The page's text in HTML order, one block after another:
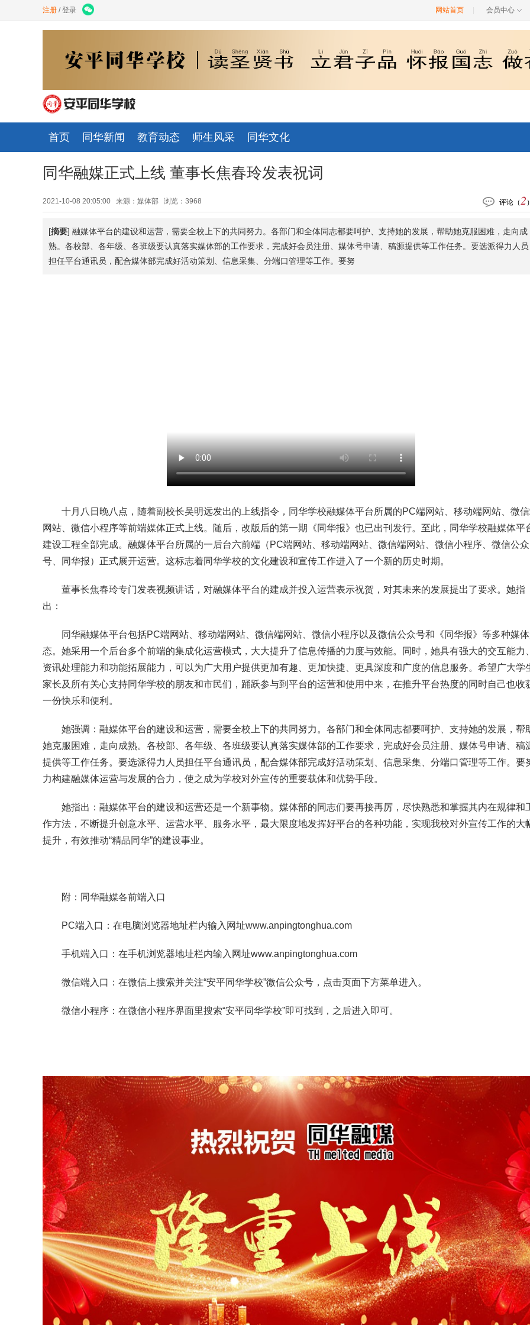
注册 /登录 网站首页 会员中心
首页 同华新闻 教育动态 师生风采 同华文化
同华融媒正式上线 董事长焦春玲发表祝词
2021-10-08 20:05:00 来源：媒体部 浏览：3968 评论（ 2
[摘要] 融媒体平台的建设和运营，需要全校上下的共同努力。各部门和全体同志都要呵护、支持她的发展，帮助她克服困难，走向成
熟。各校部、各年级、各班级要认真落实媒体部的工作要求，完成好会员注册、媒体号申请、稿源提供等工作任务。要选派得力人员
担任平台通讯员，配合媒体部完成好活动策划、信息采集、分端口管理等工作。要努
十月八日晚八点，随着副校长吴明远发出的上线指令，同华学校融媒体平台所属的PC端网站、移动端网站、微
网站、微信小程序等前端媒体正式上线。随后，改版后的第一期《同华报》也已出刊发行。至此，同华学校融媒体平
建设工程全部完成。融媒体平台所属的一后台六前端（PC端网站、移动端网站、微信端网站、微信小程序、微信公众
号、同华报）正式展开运营。这标志着同华学校的文化建设和宣传工作进入了一个新的历史时期。
董事长焦春玲专门发表视频讲话，对融媒体平台的建成并投入运营表示祝贺，对其未来的发展提出了要求。她指
出：
同华融媒体平台包括PC端网站、移动端网站、微信端网站、微信小程序以及微信公众号和《同华报》等多种媒
态。她采用一个后台多个前端的集成化运营模式，大大提升了信息传播的力度与效能。同时，她具有强大的交互能力
资讯处理能力和功能拓展能力，可以为广大用户提供更加有趣、更加快捷、更具深度和广度的信息服务。希望广大学
家长及所有关心支持同华学校的朋友和市民们，踊跃参与到平台的运营和使用中来，在推升平台热度的同时自己也收
一份快乐和便利。
她强调：融媒体平台的建设和运营，需要全校上下的共同努力。各部门和全体同志都要呵护、支持她的发展，帮
她克服困难，走向成熟。各校部、各年级、各班级要认真落实媒体部的工作要求，完成好会员注册、媒体号申请、稿
提供等工作任务。要选派得力人员担任平台通讯员，配合媒体部完成好活动策划、信息采集、分端口管理等工作。要
力构建融媒体运营与发展的合力，使之成为学校对外宣传的重要载体和优势手段。
她指出：融媒体平台的建设和运营还是一个新事物。媒体部的同志们要再接再厉，尽快熟悉和掌握其内在规律和
作方法，不断提升创意水平、运营水平、服务水平，最大限度地发挥好平台的各种功能，实现我校对外宣传工作的大
提升，有效推动“精品同华”的建设事业。
附：同华融媒各前端入口
PC端入口：在电脑浏览器地址栏内输入网址www.anpingtonghua.com
手机端入口：在手机浏览器地址栏内输入网址www.anpingtonghua.com
微信端入口：在微信上搜索并关注“安平同华学校”微信公众号，点击页面下方菜单进入。
微信小程序：在微信小程序界面里搜索“安平同华学校”即可找到，之后进入即可。